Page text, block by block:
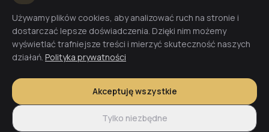
BEZPŁATNA WYCENA
Planujesz budowę domu? Skontaktuj się z nami - przygotujemy
wycenę w 48h.
Wyceń budowę
Używamy plików cookies, aby analizować ruch na stronie i
dostarczać lepsze doświadczenia. Dzięki nim możemy
wyświetlać trafniejsze treści i mierzyć skuteczność naszych
działań. Polityka prywatności
Akceptuję wszystkie
Tylko niezbędne